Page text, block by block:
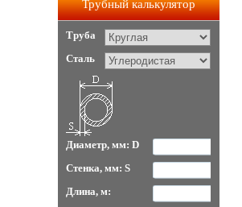
Трубный калькулятор
Труба
Сталь
Диаметр, мм: D
Стенка, мм: S
Длина, м: